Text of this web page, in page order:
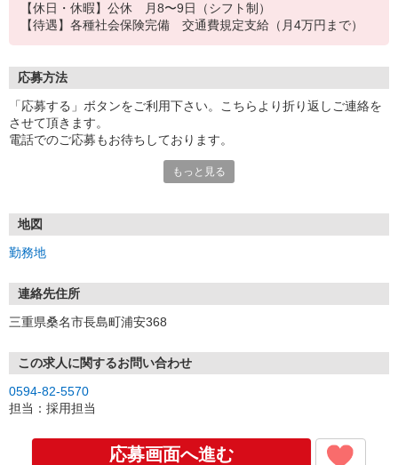
【休日・休暇】公休 月8〜9日（シフト制）
【待遇】各種社会保険完備 交通費規定支給（月4万円まで）
応募方法
「応募する」ボタンをご利用下さい。こちらより折り返しご連絡を
させて頂きます。
電話でのご応募もお待ちしております。
【ご提供いただいた個人情報の取扱い】
ません。
もっと見る
地図
勤務地
連絡先住所
三重県桑名市長島町浦安368
この求人に関するお問い合わせ
0594-82-5570
担当：採用担当
応募画面へ進む